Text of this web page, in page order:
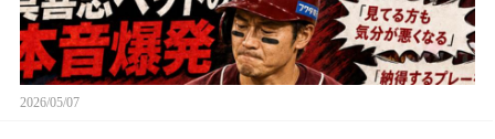
2026/05/07